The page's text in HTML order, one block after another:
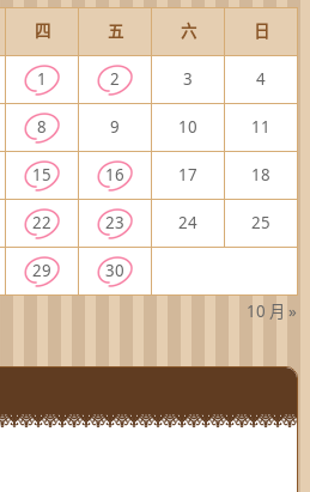
四 五 六 日
10 月 »
1 2 3 4
8 9 10 11
15 16 17 18
22 23 24 25
29 30